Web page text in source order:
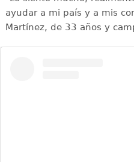
ayudar a mi país y a mis
Martínez, de 33 años y